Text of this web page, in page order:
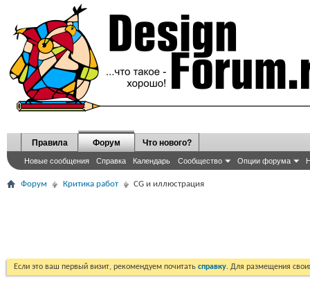
Правила Форум
Новые сообщения Справка Календарь Сообщество Опции форума
Что нового?
Форум Критика работ CG и иллюстрация
Если это ваш первый визит, рекомендуем почитать справку. Для размещения